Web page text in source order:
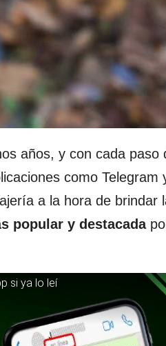
años, y con cada paso
como Telegram
a la hora de brindar
popular y destacada
si ya lo leí